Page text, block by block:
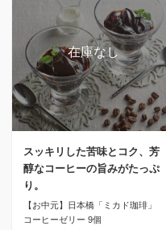
スッキリした苦味とコク、芳
醇なコーヒーの旨みがたっぷ
り。
【お中元】日本橋「ミカド珈琲」
コーヒーゼリー 9個